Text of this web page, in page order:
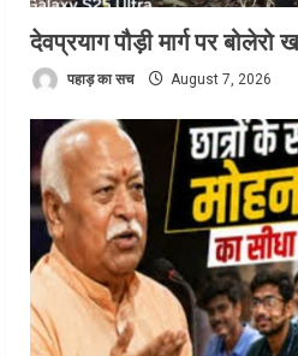
देवप्रयाग पौड़ी मार्ग पर बोलेरो
पहाड़ का सच August 7, 2026